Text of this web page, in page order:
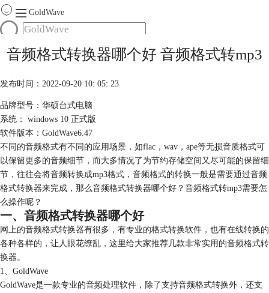
GoldWave
首页
产品
购买
音频格式转换器哪个好 音频格式转mp3
发布时间：2022-09-20 10: 05: 23
品牌型号：华硕台式电脑
系统： windows 10 正式版
软件版本：GoldWave6.47
不同的音频格式有不同的应用场景，如flac，wav，ape等无损音质格式可
以保留更多的音频细节，而大多情况了为节约存储空间又尽可能的保留细
节，往往会将音频转换成mp3格式，音频格式的转换一般是需要通过音频
格式转换器来完成，那么音频格式转换器哪个好？音频格式转mp3需要怎
么操作呢？
一、音频格式转换器哪个好
网上的音频格式转换器有很多，有专业的格式转换软件，也有在线转换的
各种各样的，让人眼花缭乱，这里给大家推荐几款非常实用的音频格式转
换器。
1、GoldWave
GoldWave是一款专业的音频处理软件，除了支持音频格式转换外，还支